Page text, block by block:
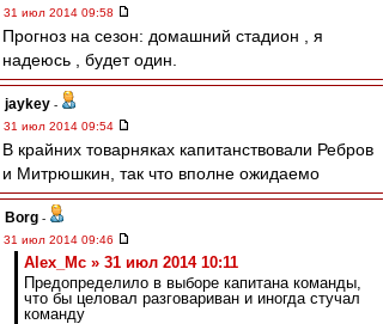
31 июл 2014 09:58
Прогноз на сезон: домашний стадион , я
надеюсь , будет один.
jaykey -
31 июл 2014 09:54
В крайних товарняках капитанствовали Ребров
и Митрюшкин, так что вполне ожидаемо
Borg -
31 июл 2014 09:46
Alex_Mc » 31 июл 2014 10:11
Предопределило в выборе капитана команды,
что бы целовал разговариван и иногда стучал
команду